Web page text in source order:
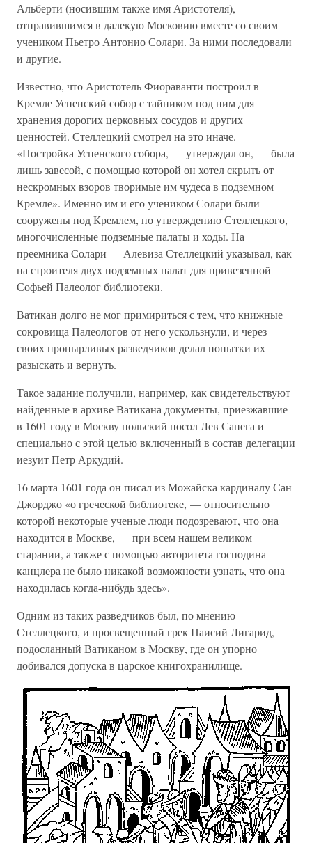
Альберти (носившим также имя Аристотеля),
отправившимся в далекую Московию вместе со своим
учеником Пьетро Антонио Солари. За ними последовали
и другие.
Известно, что Аристотель Фиораванти построил в
Кремле Успенский собор с тайником под ним для
хранения дорогих церковных сосудов и других
ценностей. Стеллецкий смотрел на это иначе.
«Постройка Успенского собора, — утверждал он, — была
лишь завесой, с помощью которой он хотел скрыть от
нескромных взоров творимые им чудеса в подземном
Кремле». Именно им и его учеником Солари были
сооружены под Кремлем, по утверждению Стеллецкого,
многочисленные подземные палаты и ходы. На
преемника Солари — Алевиза Стеллецкий указывал, как
на строителя двух подземных палат для привезенной
Софьей Палеолог библиотеки.
Ватикан долго не мог примириться с тем, что книжные
сокровища Палеологов от него ускользнули, и через
своих пронырливых разведчиков делал попытки их
разыскать и вернуть.
Такое задание получили, например, как свидетельствуют
найденные в архиве Ватикана документы, приезжавшие
в 1601 году в Москву польский посол Лев Сапега и
специально с этой целью включенный в состав делегации
иезуит Петр Аркудий.
16 марта 1601 года он писал из Можайска кардиналу Сан-
Джорджо «о греческой библиотеке, — относительно
которой некоторые ученые люди подозревают, что она
находится в Москве, — при всем нашем великом
старании, а также с помощью авторитета господина
канцлера не было никакой возможности узнать, что она
находилась когда-нибудь здесь».
Одним из таких разведчиков был, по мнению
Стеллецкого, и просвещенный грек Паисий Лигарид,
подосланный Ватиканом в Москву, где он упорно
добивался допуска в царское книгохранилище.